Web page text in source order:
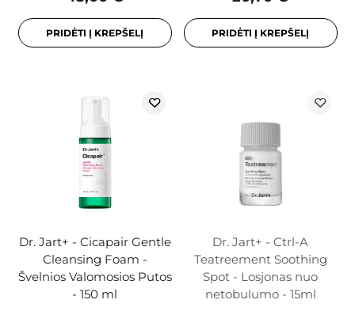
PRIDĖTI Į KREPŠELĮ PRIDĖTI Į KREPŠELĮ
Dr. Jart+ - Cicapair Gentle
Cleansing Foam -
Švelnios Valomosios Putos
- 150 ml
Dr. Jart+ - Ctrl-A
Teatreement Soothing
Spot - Losjonas nuo
netobulumo - 15ml